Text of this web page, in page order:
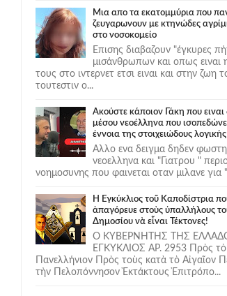
Μια απο τα εκατομμύρια που
ζευγαρωνουν με κτηνώδες
στο νοσοκομείο
Επισης διαβαζουν "έγκυρες
μισάνθρωπων και οπως ειναι
τους στο ιντερνετ ετσι ειναι και στην ζωη
τουτεστιν ο...
Ακούστε κάποιον Γάκη που ειναι
μέσου νεοέλληνα που
έννοια της στοιχειώδους λογικής
Αλλο ενα δειγμα δηδεν
νεοελληνα και "Γιατρου "
νοημοσυνης που φαινεται οταν μιλανε για
Ἡ Ἐγκύκλιος τοῦ Καποδίστρια
ἀπαγόρευε στοὺς ὑπαλλήλους
Δημοσίου νὰ εἶναι Τέκτονες!
Ο ΚΥΒΕΡΝΗΤΗΣ ΤΗΣ
ΕΓΚΥΚΛΙΟΣ ΑΡ. 2953 Πρὸς τὸ
Πανελλήνιον Πρὸς τοὺς κατὰ τὸ Αἰγαῖον
τὴν Πελοπόννησον Ἐκτάκτους Ἐπιτρόπο...